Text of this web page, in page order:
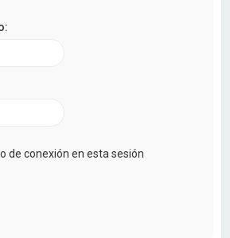
de conexión en esta sesión